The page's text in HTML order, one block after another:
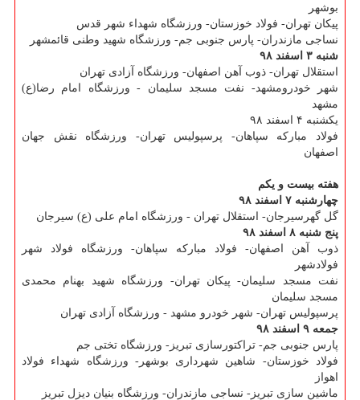
بوشهر
پیكان تهران- فولاد خوزستان- ورزشگاه شهداء شهر قدس
نساجی مازندران- پارس جنوبی جم- ورزشگاه شهید وطنی قائمشهر
شنبه ۳ اسفند ۹۸
استقلال تهران- ذوب آهن اصفهان- ورزشگاه آزادی تهران
شهر خودرومشهد- نفت مسجد سلیمان - ورزشگاه امام رضا(ع)
مشهد
یكشنبه ۴ اسفند ۹۸
فولاد مباركه سپاهان- پرسپولیس تهران- ورزشگاه نقش جهان
اصفهان
هفته بیست و یكم
چهارشنبه ۷ اسفند ۹۸
گل گهرسیرجان- استقلال تهران - ورزشگاه امام علی (ع) سیرجان
پنج شنبه ۸ اسفند ۹۸
ذوب آهن اصفهان- فولاد مباركه سپاهان- ورزشگاه فولاد شهر
فولادشهر
نفت مسجد سلیمان- پیكان تهران- ورزشگاه شهید بهنام محمدی
مسجد سلیمان
پرسپولیس تهران- شهر خودرو مشهد - ورزشگاه آزادی تهران
جمعه ۹ اسفند ۹۸
پارس جنوبی جم- تراكتورسازی تبریز- ورزشگاه تختی جم
فولاد خوزستان- شاهین شهرداری بوشهر- ورزشگاه شهداء فولاد
اهواز
ماشین سازی تبریز- نساجی مازندران- ورزشگاه بنیان دیزل تبریز